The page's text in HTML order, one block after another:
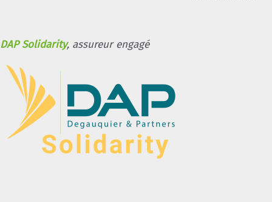
DAP Solidarity, assureur engagé